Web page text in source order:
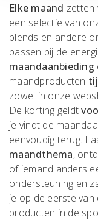
Elke maand zetten
een selectie van
blends en andere
passen bij de
maandaanbieding
maandproducten
zowel in onze
De korting geldt
je vindt de
eenvoudig terug.
maandthema,
of iemand anders
ondersteuning en
je op de eerste van
producten in de